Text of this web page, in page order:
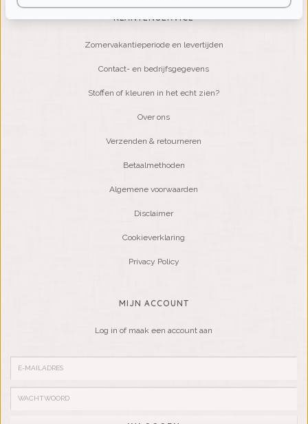
KLANTENSERVICE
Zomervakantieperiode en levertijden
Contact- en bedrijfsgegevens
Stoffen of kleuren in het echt zien?
Over ons
Verzenden & retourneren
Betaalmethoden
Algemene voorwaarden
Disclaimer
Cookieverklaring
Privacy Policy
MIJN ACCOUNT
Log in of maak een account aan